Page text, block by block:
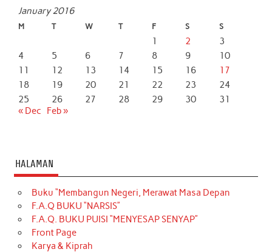
January 2016
M T W T F S S
1 2
3
4
5 6 7 8 9
10
11
12 13 14 15 16
17
18
19 20 21 22 23
24
25
26 27 28 29 30
31
« Dec
Feb »
HALAMAN
Buku “Membangun Negeri, Merawat Masa Depan
F.A.Q BUKU “NARSIS”
F.A.Q. BUKU PUISI “MENYESAP SENYAP”
Front Page
Karya & Kiprah